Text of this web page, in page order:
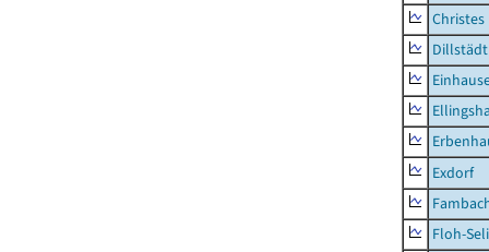
Christes
Dillstädt
Exdorf
Floh-